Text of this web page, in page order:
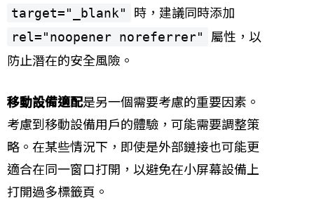
target="_blank" 時，建議同時添加
rel="noopener noreferrer"
屬性，以
防止潛在的安全風險。
移動設備適配是另一個需要考慮的重要因素。
考慮到移動設備用戶的體驗，可能需要調整策
略。在某些情況下，即使是外部鏈接也可能更
適合在同一窗口打開，以避免在小屏幕設備上
打開過多標籤頁。